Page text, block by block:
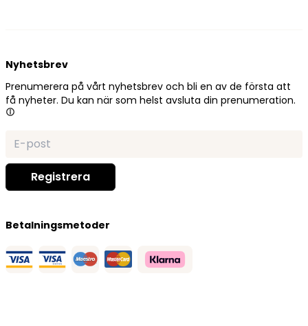
Nyhetsbrev
Prenumerera på vårt nyhetsbrev och bli en av de första att
få nyheter. Du kan när som helst avsluta din prenumeration.
Betalningsmetoder